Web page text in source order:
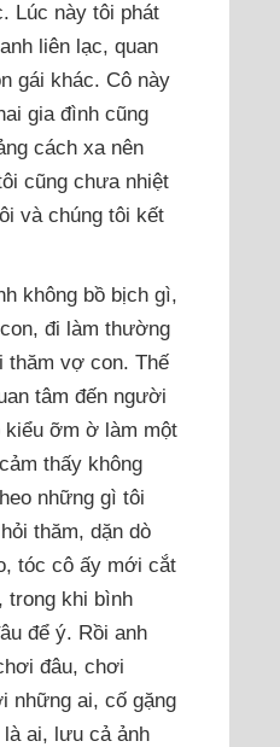
Lúc này tôi phát
liên lạc, quan
gái khác. Cô này
gia đình cũng
cách xa nên
cũng chưa nhiệt
và chúng tôi kết
không bồ bịch gì,
đi làm thường
thăm vợ con. Thế
tâm đến người
kiểu ỡm ờ làm một
thấy không
những gì tôi
thăm, dặn dò
tóc cô ấy mới cắt
trong khi bình
để ý. Rồi anh
đâu, chơi
những ai, cố gặng
ai, lưu cả ảnh